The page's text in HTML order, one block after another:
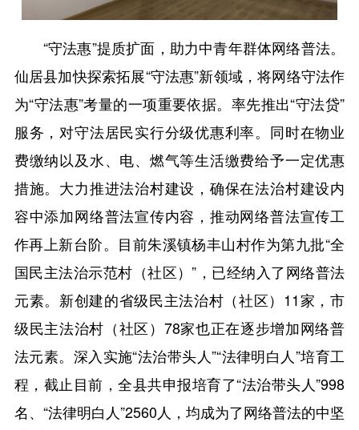
“守法惠”提质扩面，助力中青年群体网络普法。
仙居县加快探索拓展“守法惠”新领域，将网络守法作
为“守法惠”考量的一项重要依据。率先推出“守法贷”
服务，对守法居民实行分级优惠利率。同时在物业
费缴纳以及水、电、燃气等生活缴费给予一定优惠
措施。大力推进法治村建设，确保在法治村建设内
容中添加网络普法宣传内容，推动网络普法宣传工
作再上新台阶。目前朱溪镇杨丰山村作为第九批“全
国民主法治示范村（社区）”，已经纳入了网络普法
元素。新创建的省级民主法治村（社区）11家，市
级民主法治村（社区）78家也正在逐步增加网络普
法元素。深入实施“法治带头人”“法律明白人”培育工
程，截止目前，全县共申报培育了“法治带头人”998
名、“法律明白人”2560人，均成为了网络普法的中坚